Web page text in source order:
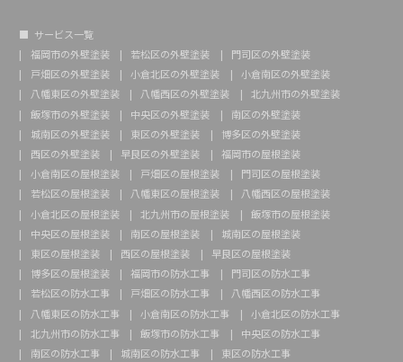
サービス一覧
福岡市の外壁塗装
若松区の外壁塗装
門司区の外壁塗装
戸畑区の外壁塗装
小倉北区の外壁塗装
小倉南区の外壁塗装
八幡東区の外壁塗装
八幡西区の外壁塗装
北九州市の外壁塗装
飯塚市の外壁塗装
中央区の外壁塗装
南区の外壁塗装
城南区の外壁塗装
東区の外壁塗装
博多区の外壁塗装
西区の外壁塗装
早良区の外壁塗装
福岡市の屋根塗装
小倉南区の屋根塗装
戸畑区の屋根塗装
門司区の屋根塗装
若松区の屋根塗装
八幡東区の屋根塗装
八幡西区の屋根塗装
小倉北区の屋根塗装
北九州市の屋根塗装
飯塚市の屋根塗装
中央区の屋根塗装
南区の屋根塗装
城南区の屋根塗装
東区の屋根塗装
西区の屋根塗装
早良区の屋根塗装
博多区の屋根塗装
福岡市の防水工事
門司区の防水工事
若松区の防水工事
戸畑区の防水工事
八幡西区の防水工事
八幡東区の防水工事
小倉南区の防水工事
小倉北区の防水工事
北九州市の防水工事
飯塚市の防水工事
中央区の防水工事
南区の防水工事
城南区の防水工事 東区の防水工事